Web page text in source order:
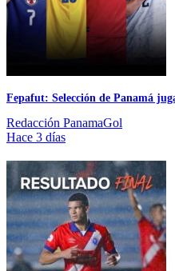
Fepafut: Selección de Panamá
Redacción PanamaGol
Hace 3 días